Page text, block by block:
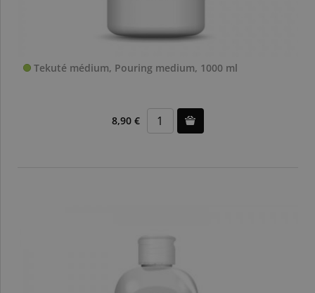
Tekuté médium, Pouring medium, 1000 ml
8,90 €